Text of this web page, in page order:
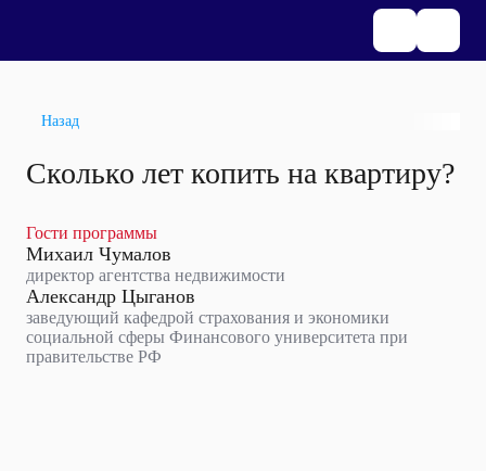
Назад
Сколько лет копить на квартиру?
Гости программы
Михаил Чумалов
директор агентства недвижимости
Александр Цыганов
заведующий кафедрой страхования и экономики
социальной сферы Финансового университета при
правительстве РФ